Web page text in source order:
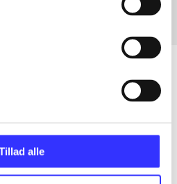
alle
fordelt på udgivelser